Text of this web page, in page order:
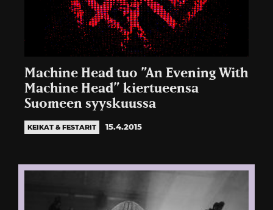
Machine Head tuo ”An Evening With
Machine Head” kiertueensa
Suomeen syyskuussa
KEIKAT & FESTARIT 15.4.2015